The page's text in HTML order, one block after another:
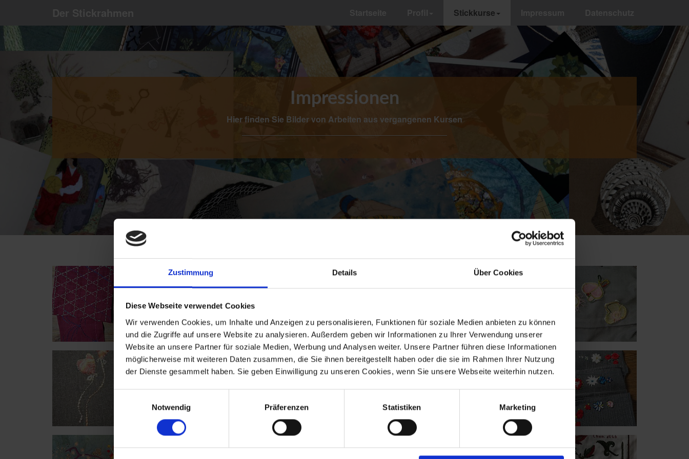
Zustimmung Details Über Cookies
Diese Webseite verwendet Cookies
Wir verwenden Cookies, um Inhalte und Anzeigen zu personalisieren, Funktionen für soziale Medien anbieten zu können
und die Zugriffe auf unsere Website zu analysieren. Außerdem geben wir Informationen zu Ihrer Verwendung unserer
Website an unsere Partner für soziale Medien, Werbung und Analysen weiter. Unsere Partner führen diese Informationen
möglicherweise mit weiteren Daten zusammen, die Sie ihnen bereitgestellt haben oder die sie im Rahmen Ihrer Nutzung
der Dienste gesammelt haben. Sie geben Einwilligung zu unseren Cookies, wenn Sie unsere Webseite weiterhin nutzen.
Notwendig
Präferenzen Statistiken Marketing
Stickkurse
Impressionen
Hier finden Sie Bilder von Arbeiten aus vergangenen Kursen